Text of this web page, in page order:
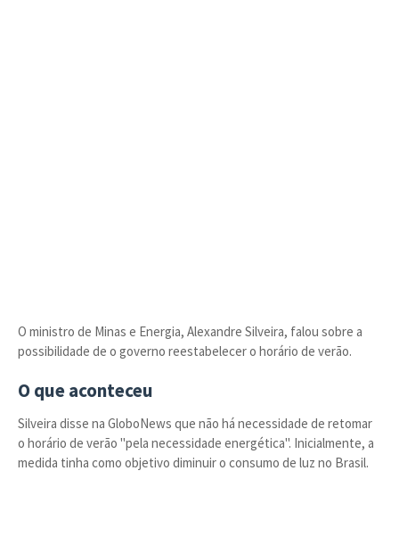
O ministro de Minas e Energia, Alexandre Silveira, falou sobre a
possibilidade de o governo reestabelecer o horário de verão.
O que aconteceu
Silveira disse na GloboNews que não há necessidade de retomar
o horário de verão "pela necessidade energética". Inicialmente, a
medida tinha como objetivo diminuir o consumo de luz no Brasil.